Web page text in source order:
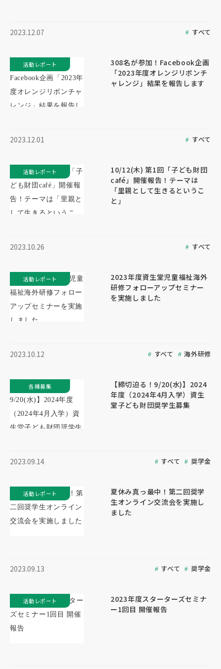
2023.12.07 すべて
308名が参加！Facebook企画
「2023年度オレンジリボンチ
ャレンジ」結果を報告します
2023.12.01 すべて
活動レポート
10/12(木) 第1回「子ども財団
café」開催報告！テーマは
「里親として生きるというこ
と」
2023.10.26 すべて
活動レポート
2023年度資生堂児童福祉海外
研修フォローアップセミナー
を実施しました
2023.10.12 すべて 海外研修
活動レポート
【締切迫る！9/20(水)】2024
年度（2024年4月入学）資生
堂子ども財団奨学生募集
2023.09.14 すべて 奨学金
各種募集
夏休み真っ最中！第二回奨学
生オンライン交流会を実施し
ました
2023.09.13 すべて 奨学金
活動レポート
2023年度スターターズセミナ
ー1回目 開催報告
活動レポート